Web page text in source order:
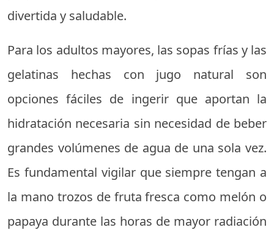
divertida y saludable.
Para los adultos mayores, las sopas frías y las
gelatinas hechas con jugo natural son
opciones fáciles de ingerir que aportan la
hidratación necesaria sin necesidad de beber
grandes volúmenes de agua de una sola vez.
Es fundamental vigilar que siempre tengan a
la mano trozos de fruta fresca como melón o
papaya durante las horas de mayor radiación